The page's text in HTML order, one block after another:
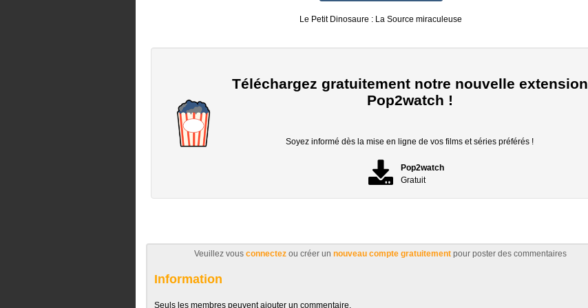
Le Petit Dinosaure : La Source miraculeuse
Téléchargez gratuitement notre nouvelle extension
Pop2watch !
Soyez informé dès la mise en ligne de vos films et séries préférés !
Pop2watch
Gratuit
Veuillez vous connectez ou créer un nouveau compte gratuitement pour poster des commentaires
Information
Seuls les membres peuvent ajouter un commentaire.